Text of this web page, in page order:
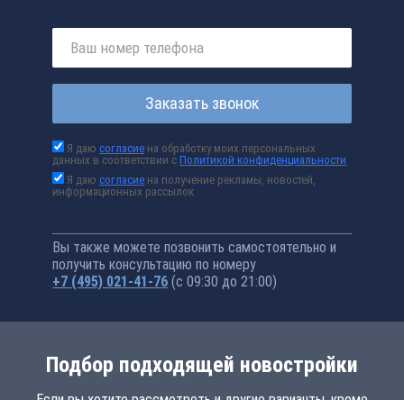
Заказать звонок
Я даюсогласие на обработку моих персональных
данных в соответствии сПолитикой конфиденциальности
Я даюсогласие на получение рекламы, новостей,
информационных рассылок
Вы также можете позвонить самостоятельно и
получить консультацию по номеру
+7 (495) 021-41-76 (с 09:30 до 21:00)
Подбор подходящей новостройки